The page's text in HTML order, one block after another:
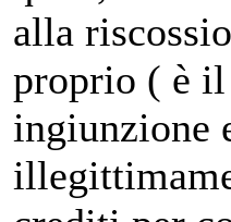
alla
proprio ( è il
ingiunzione